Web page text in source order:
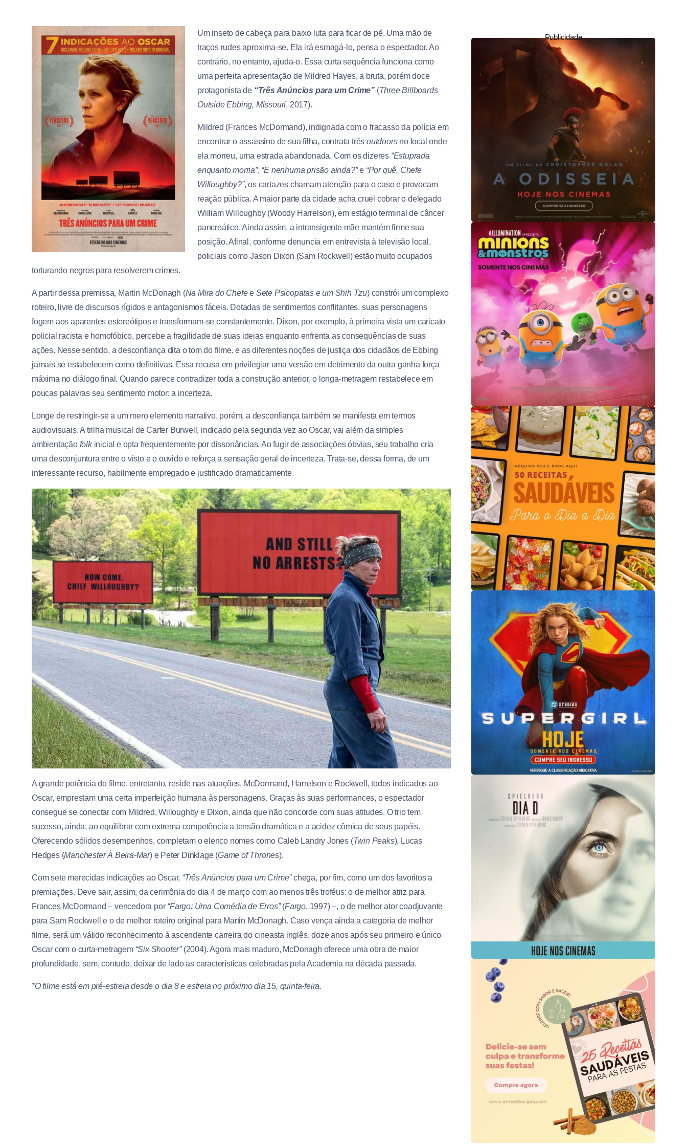
Um inseto de cabeça para baixo luta para ficar de pé. Uma mão de
traços rudes aproxima-se. Ela irá esmagá-lo, pensa o espectador. Ao
contrário, no entanto, ajuda-o. Essa curta sequência funciona como
uma perfeita apresentação de Mildred Hayes, a bruta, porém doce
protagonista de “Três Anúncios para um Crime” (Three Billboards
Outside Ebbing, Missouri, 2017).
Mildred (Frances McDormand), indignada com o fracasso da polícia em
encontrar o assassino de sua filha, contrata três outdoors no local onde
ela morreu, uma estrada abandonada. Com os dizeres “Estuprada
enquanto morria”, “E nenhuma prisão ainda?”e “Por quê, Chefe
Willoughby?”, os cartazes chamam atenção para o caso e provocam
reação pública. A maior parte da cidade acha cruel cobrar o delegado
William Willoughby (Woody Harrelson), em estágio terminal de câncer
pancreático. Ainda assim, a intransigente mãe mantém firme sua
posição. Afinal, conforme denuncia em entrevista à televisão local,
policiais como Jason Dixon (Sam Rockwell) estão muito ocupados
torturando negros para resolverem crimes.
A partir dessa premissa, Martin McDonagh (Na Mira do Chefee Sete Psicopatas e um Shih Tzu) constrói um complexo
roteiro, livre de discursos rígidos e antagonismos fáceis. Dotadas de sentimentos conflitantes, suas personagens
fogem aos aparentes estereótipos e transformam-se constantemente. Dixon, por exemplo, à primeira vista um caricato
policial racista e homofóbico, percebe a fragilidade de suas ideias enquanto enfrenta as consequências de suas
ações. Nesse sentido, a desconfiança dita o tom do filme, e as diferentes noções de justiça dos cidadãos de Ebbing
jamais se estabelecem como definitivas. Essa recusa em privilegiar uma versão em detrimento da outra ganha força
máxima no diálogo final. Quando parece contradizer toda a construção anterior, o longa-metragem restabelece em
poucas palavras seu sentimento motor: a incerteza.
Longe de restringir-se a um mero elemento narrativo, porém, a desconfiança também se manifesta em termos
audiovisuais. A trilha musical de Carter Burwell, indicado pela segunda vez ao Oscar, vai além da simples
ambientação folk inicial e opta frequentemente por dissonâncias. Ao fugir de associações óbvias, seu trabalho cria
uma desconjuntura entre o visto e o ouvido e reforça a sensação geral de incerteza. Trata-se, dessa forma, de um
interessante recurso, habilmente empregado e justificado dramaticamente.
A grande potência do filme, entretanto, reside nas atuações. McDormand, Harrelson e Rockwell, todos indicados ao
Oscar, emprestam uma certa imperfeição humana às personagens. Graças às suas performances, o espectador
consegue se conectar com Mildred, Willoughby e Dixon, ainda que não concorde com suas atitudes. O trio tem
sucesso, ainda, ao equilibrar com extrema competência a tensão dramática e a acidez cômica de seus papéis.
Oferecendo sólidos desempenhos, completam o elenco nomes como Caleb Landry Jones (Twin Peaks), Lucas
Hedges (Manchester À Beira-Mar) e Peter Dinklage (Game of Thrones).
Com sete merecidas indicações ao Oscar, “Três Anúncios para um Crime”chega, por fim, como um dos favoritos a
premiações. Deve sair, assim, da cerimônia do dia 4 de março com ao menos três troféus: o de melhor atriz para
Frances McDormand – vencedora por “Fargo: Uma Comédia de Erros”(Fargo, 1997) –, o de melhor ator coadjuvante
para Sam Rockwell e o de melhor roteiro original para Martin McDonagh. Caso vença ainda a categoria de melhor
filme, será um válido reconhecimento à ascendente carreira do cineasta inglês, doze anos após seu primeiro e único
Oscar com o curta-metragem “Six Shooter” (2004). Agora mais maduro, McDonagh oferece uma obra de maior
profundidade, sem, contudo, deixar de lado as características celebradas pela Academia na década passada.
*O filme está em pré-estreia desde o dia 8 e estreia no próximo dia 15, quinta-feira.
Publicidade